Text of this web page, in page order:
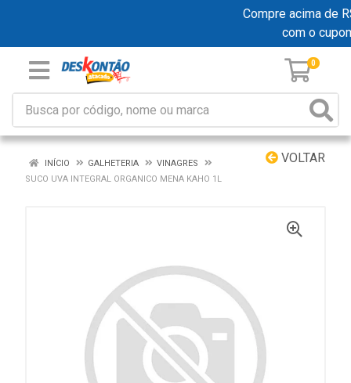
Compre acima de
com o
0
VOLTAR
INÍCIO GALHETERIA
VINAGRES
SUCO UVA INTEGRAL ORGANICO MENA KAHO 1L